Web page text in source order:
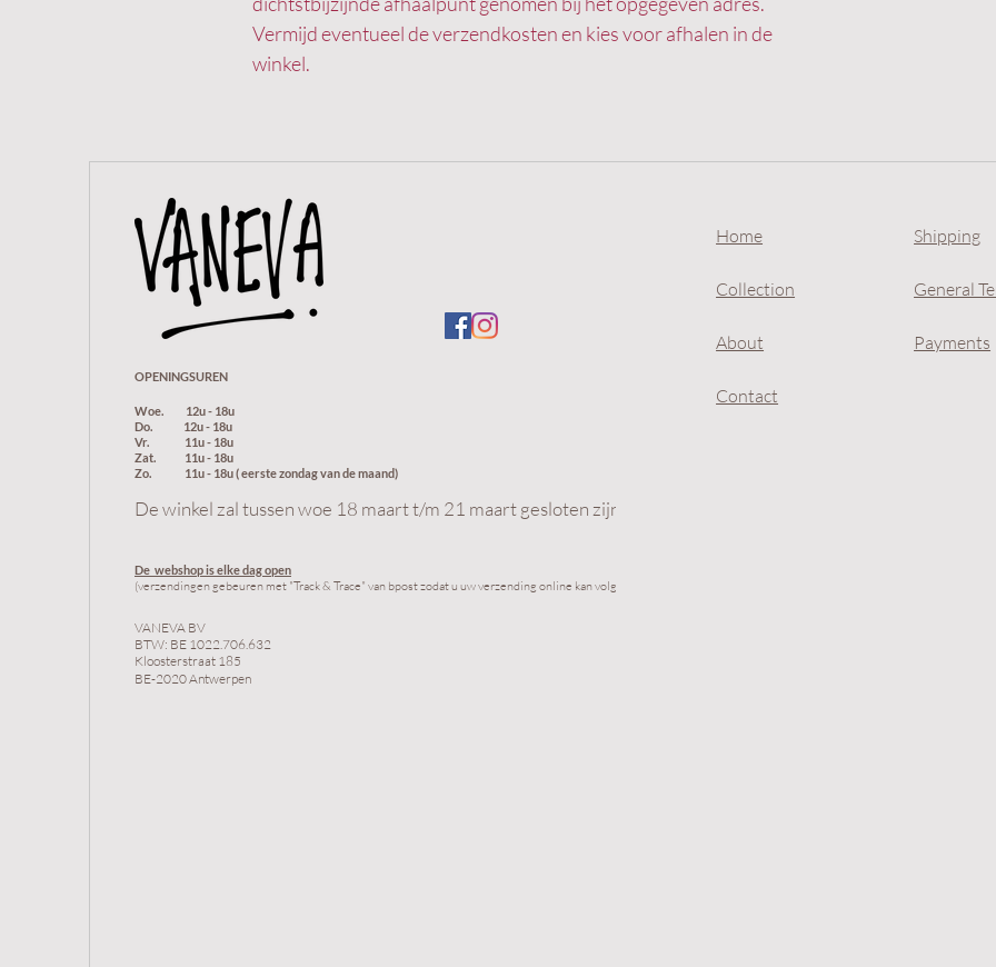
Vermijd eventueel de verzendkosten en kies voor afhalen in de
winkel.
OPENINGSUREN
Woe.
12u - 18u
Do.
12u - 18u
Vr.
11u - 18u
Zat. 11u - 18u
Zo. 11u - 18u ( eerste zondag van de maand)
De winkel zal tussen woe 18 maart t/m 21 maart gesloten zijn.
De webshop is elke dagopen
(verzendingen gebeuren met "Track & Trace" van bpost zodat u uw verzending online kan volgen)
VANEVA BV
BTW: BE 1022.706.632
Kloosterstraat 185
BE-2020 Antwerpen
Home
Collection
About
Contact
Shipping
General
Payments